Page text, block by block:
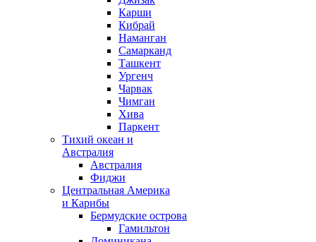
Карши
Кибрай
Наманган
Самарканд
Ташкент
Ургенч
Чарвак
Чимган
Хива
Паркент
Тихий океан и
Австралия
Австралия
Фиджи
Центральная Америка
и Карибы
Бермудские острова
Гамильтон